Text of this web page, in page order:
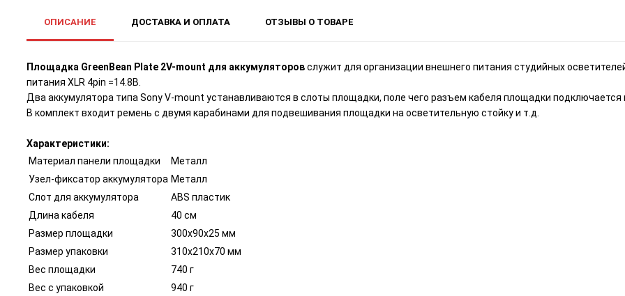
ОПИСАНИЕ ДОСТАВКА И ОПЛАТА ОТЗЫВЫ О ТОВАРЕ
Площадка GreenBean Plate 2V-mount для аккумуляторовслужит для организации внешнего питания студийных
питания XLR 4pin =14.8В.
Два аккумулятора типа Sony V-mount устанавливаются в слоты площадки, поле чего разъем кабеля площадки
В комплект входит ремень с двумя карабинами для подвешивания площадки на осветительную стойку и т.д.
Характеристики:
Материал панели площадки
Металл
Узел-фиксатор аккумулятора Металл
Слот для аккумулятора
ABS пластик
Длина кабеля
40 см
Размер площадки
300х90х25 мм
Размер упаковки
310х210х70 мм
Вес площадки
740 г
Вес с упаковкой
940 г